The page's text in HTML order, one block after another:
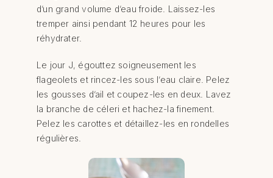
d’un grand volume d’eau froide. Laissez-les
tremper ainsi pendant 12 heures pour les
réhydrater.
Le jour J, égouttez soigneusement les
flageolets et rincez-les sous l’eau claire. Pelez
les gousses d’ail et coupez-les en deux. Lavez
la branche de céleri et hachez-la finement.
Pelez les carottes et détaillez-les en rondelles
régulières.